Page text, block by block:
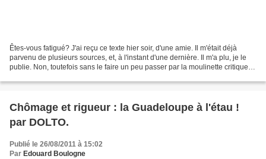
Êtes-vous fatigué? J'ai reçu ce texte hier soir, d'une amie. Il m'était déjà
parvenu de plusieurs sources, et, à l'instant d'une dernière. Il m'a plu, je le
publie. Non, toutefois sans le faire un peu passer par la moulinette critique. Il
Chômage et rigueur : la Guadeloupe à l'étau !
par DOLTO.
Publié le 26/08/2011 à 15:02
Par Edouard Boulogne